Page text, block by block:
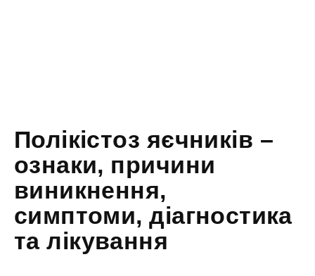
Полікістоз яєчників –
ознаки, причини
виникнення,
симптоми, діагностика
та лікування